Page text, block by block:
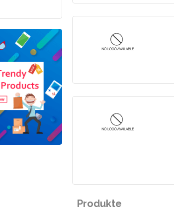
Produkte